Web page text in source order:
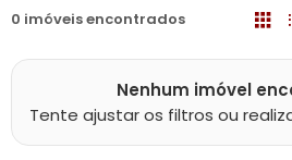
0 imóveis encontrados
Nenhum imóvel
Tente ajustar os filtros ou